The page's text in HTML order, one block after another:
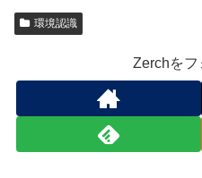
環境認識
Zerchをフ